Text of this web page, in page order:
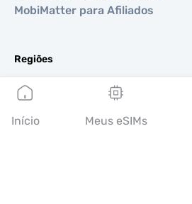
MobiMatter para Afiliados
Regiões
eSIM para Europa
eSIM para Ásia
eSIM para Américas
Início Meus eSIMs